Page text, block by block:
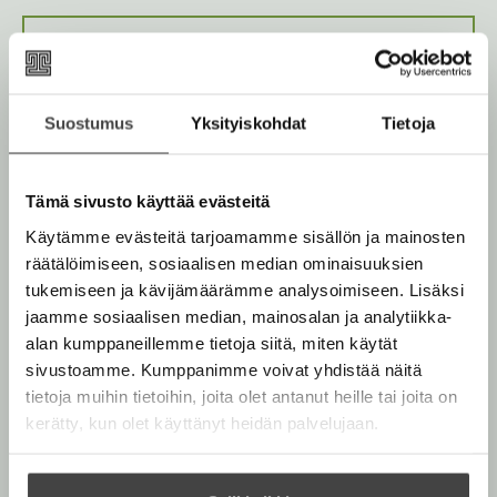
Suostumus Yksityiskohdat Tietoja
Tämä sivusto käyttää evästeitä
Käytämme evästeitä tarjoamamme sisällön ja mainosten
räätälöimiseen, sosiaalisen median ominaisuuksien
tukemiseen ja kävijämäärämme analysoimiseen. Lisäksi
jaamme sosiaalisen median, mainosalan ja analytiikka-
alan kumppaneillemme tietoja siitä, miten käytät
sivustoamme. Kumppanimme voivat yhdistää näitä
tietoja muihin tietoihin, joita olet antanut heille tai joita on
kerätty, kun olet käyttänyt heidän palvelujaan.
Kirjan kuvapankkikuvat
u
u
n
t
e
l
e
Äänikirja
o
o
k
b
e
a
t
A
Robert Brantberg